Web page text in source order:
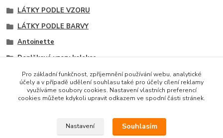
LÁTKY PODLE VZORU
LÁTKY PODLE BARVY
Antoinette
Doplňkové vzory kolekce
Béžové a smetanové odstíny
Šedé odstíny
Copyright © 2014 · E-SHOP S DESIGNOVÝMI LÁTKAMI
Pro základní funkčnost, zpříjemnění používání webu, analytické
účely a v případě udělení souhlasu také pro účely cílení reklamy
využíváme soubory cookies. Nastavení vlastních preferencí
cookies můžete kdykoli upravit odkazem ve spodní části stránek.
Nastavení Souhlasím